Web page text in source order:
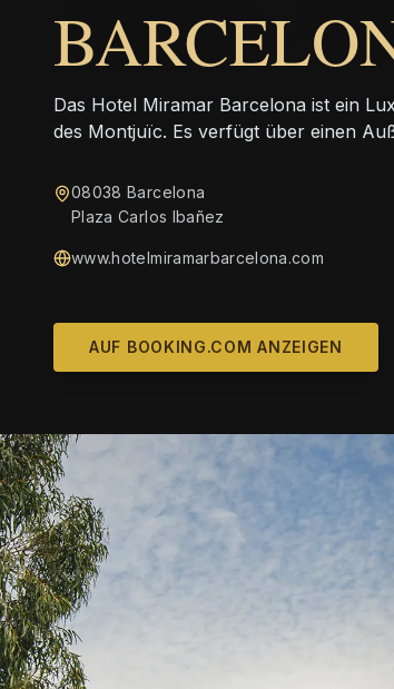
Das Hotel Miramar Barcelona ist ein
des Montjuïc. Es verfügt über einen
08038 Barcelona
Plaza Carlos Ibañez
www.hotelmiramarbarcelona.com
AUF BOOKING.COM ANZEIGEN